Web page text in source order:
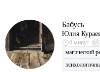
Бабусь
Юлия
6 минут
магический